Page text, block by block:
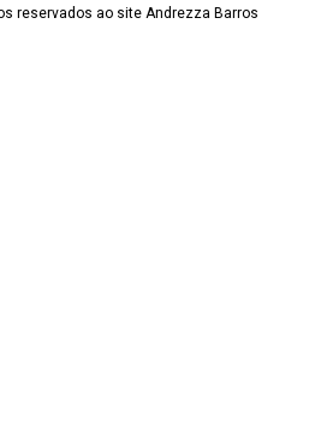
reservados ao site Andrezza Barros